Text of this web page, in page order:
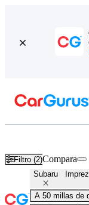
Filtro (2)Compara
Subaru
A 50 millas de